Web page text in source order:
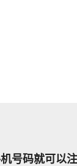
号码就可以